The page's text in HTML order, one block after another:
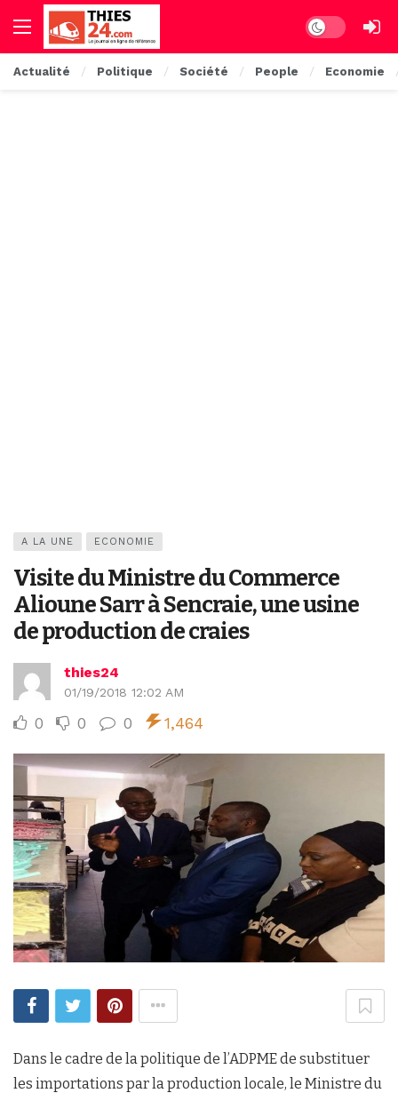
Dark mode
Actualité Politique Société People Economie
A LA UNE ECONOMIE
Visite du Ministre du Commerce
Alioune Sarr à Sencraie, une usine
de production de craies
thies24
01/19/2018 12:02 AM
0 0 0 1,464
Dans le cadre de la politique de l’ADPME de substituer
les importations par la production locale, le Ministre du